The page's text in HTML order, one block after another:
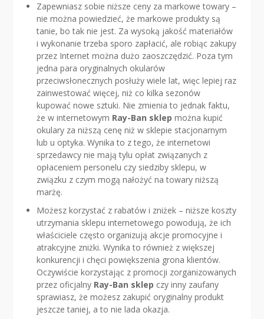
Zapewniasz sobie niższe ceny za markowe towary –
nie można powiedzieć, że markowe produkty są
tanie, bo tak nie jest. Za wysoką jakość materiałów
i wykonanie trzeba sporo zapłacić, ale robiąc zakupy
przez Internet można dużo zaoszczędzić. Poza tym
jedna para oryginalnych okularów
przeciwsłonecznych posłuży wiele lat, więc lepiej raz
zainwestować więcej, niż co kilka sezonów
kupować nowe sztuki. Nie zmienia to jednak faktu,
że w internetowym Ray-Ban sklep można kupić
okulary za niższą cenę niż w sklepie stacjonarnym
lub u optyka. Wynika to z tego, że internetowi
sprzedawcy nie mają tylu opłat związanych z
opłaceniem personelu czy siedziby sklepu, w
związku z czym mogą nałożyć na towary niższą
marżę.
Możesz korzystać z rabatów i zniżek – niższe koszty
utrzymania sklepu internetowego powodują, że ich
właściciele często organizują akcje promocyjne i
atrakcyjne zniżki. Wynika to również z większej
konkurencji i chęci powiększenia grona klientów.
Oczywiście korzystając z promocji zorganizowanych
przez oficjalny Ray-Ban sklep czy inny zaufany
sprawiasz, że możesz zakupić oryginalny produkt
jeszcze taniej, a to nie lada okazja.